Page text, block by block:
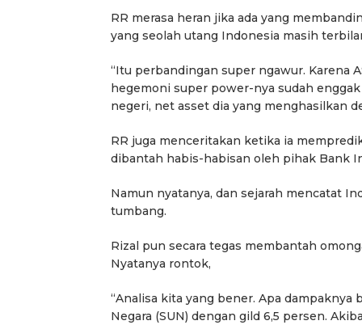
RR merasa heran jika ada yang
yang seolah utang Indonesia masih
“Itu perbandingan super ngawur. Karena
hegemoni super power-nya sudah
negeri, net asset dia yang menghasilkan
RR juga menceritakan ketika ia
dibantah habis-habisan oleh pihak Bank
Namun nyatanya, dan sejarah mencatat
tumbang.
Rizal pun secara tegas membantah
Nyatanya rontok,
“Analisa kita yang bener. Apa
Negara (SUN) dengan gild 6,5 persen.